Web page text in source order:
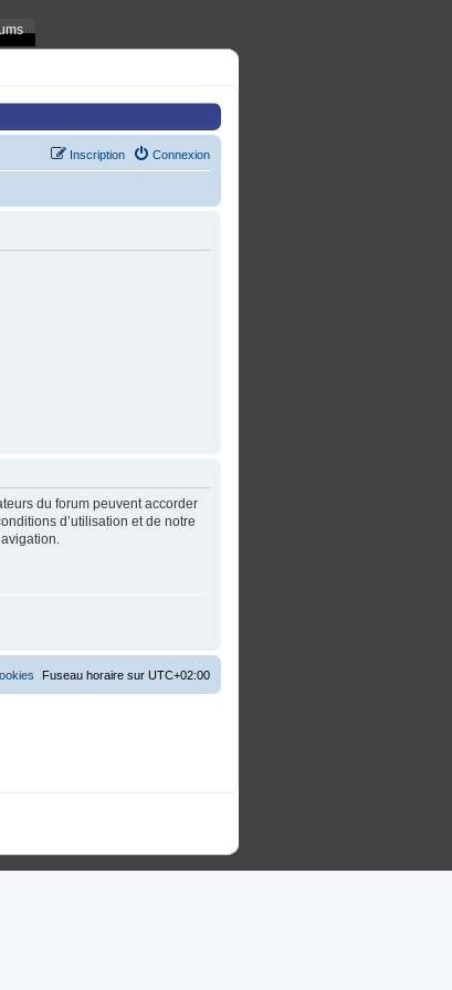
Connexion
Inscription
du forum peuvent accorder
d’utilisation et de notre
Fuseau horaire sur UTC+02:00